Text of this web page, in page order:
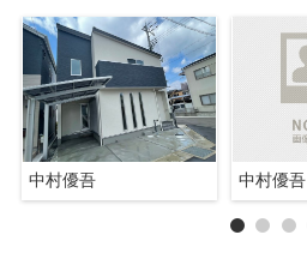
中村優吾 中村優吾